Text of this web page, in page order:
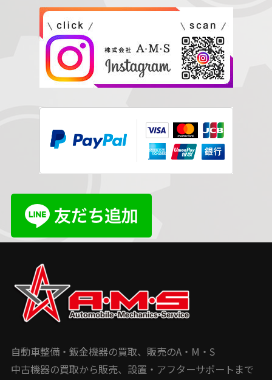
自動車整備・鈑金機器の買取、販売のA・M・S
中古機器の買取から販売、設置・アフターサポートまで